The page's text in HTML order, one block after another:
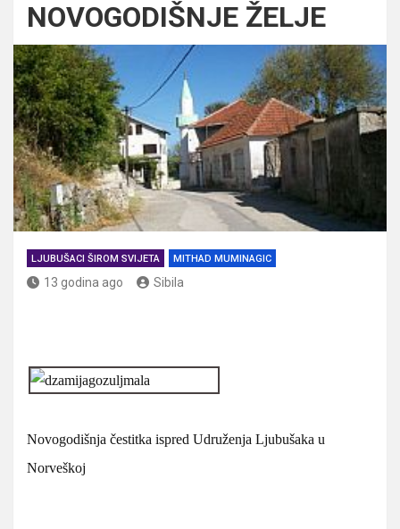
NOVOGODIŠNJE ŽELJE
LJUBUŠACI ŠIROM SVIJETA MITHAD MUMINAGIC
13 godina ago Sibila
Novogodišnja čestitka ispred Udruženja Ljubušaka u
Norveškoj